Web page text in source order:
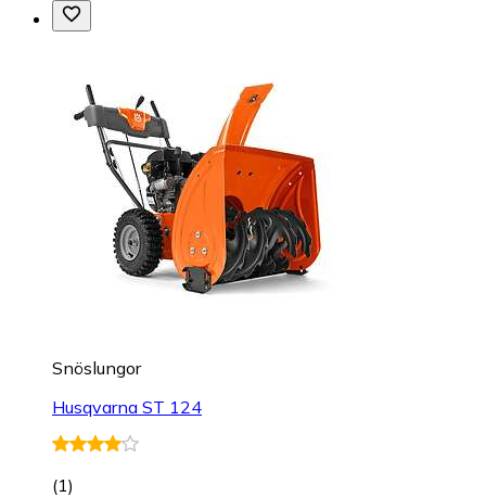
Snöslungor
Husqvarna ST 124
(1)